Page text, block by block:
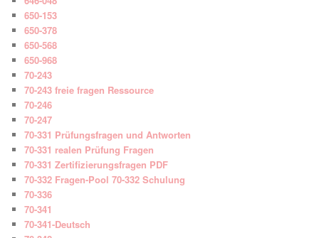
650-153
650-378
650-568
650-968
70-243
70-243 freie fragen Ressource
70-246
70-247
70-331 Prüfungsfragen und Antworten
70-331 realen Prüfung Fragen
70-331 Zertifizierungsfragen PDF
70-332 Fragen-Pool 70-332 Schulung
70-336
70-341
70-341-Deutsch